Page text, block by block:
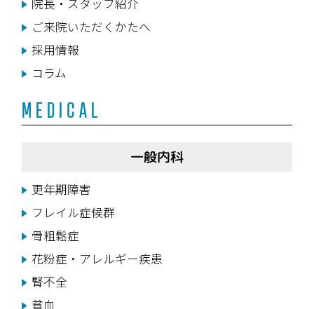
院長・スタッフ紹介
ご来院いただくかたへ
採用情報
コラム
MEDICAL
一般内科
更年期障害
フレイル症候群
骨粗鬆症
花粉症・アレルギー疾患
腎不全
貧血